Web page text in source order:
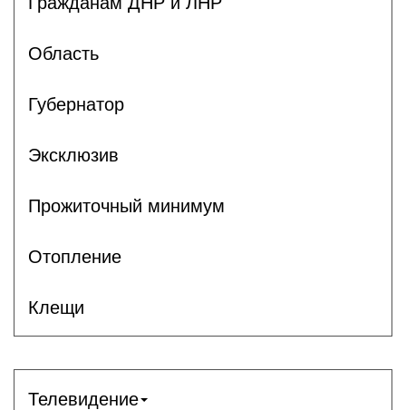
Область
Губернатор
Эксклюзив
Прожиточный минимум
Отопление
Клещи
Телевидение